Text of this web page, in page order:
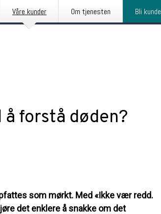
Våre kunder Om tjenesten Bli kunde
forstå døden?
som mørkt. Med «Ikke vær redd.
det enklere å snakke om det